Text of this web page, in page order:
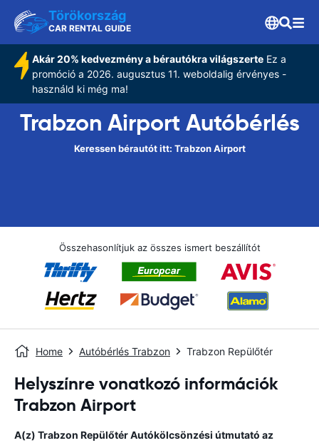
Törökország
CAR RENTAL GUIDE
Akár 20% kedvezmény a bérautókra világszerteEz a
promóció a 2026. augusztus 11. weboldalig érvényes -
használd ki még ma!
Trabzon Airport Autóbérlés
Keressen bérautót itt: Trabzon Airport
Összehasonlítjuk az összes ismert beszállítót
Home Autóbérlés Trabzon Trabzon Repülőtér
Helyszínre vonatkozó információk
Trabzon Airport
A(z) Trabzon RepülőtérAutókölcsönzési útmutató az